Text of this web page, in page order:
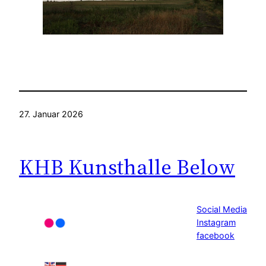
27. Januar 2026
KHB Kunsthalle Below
Social Media
Instagram
facebook